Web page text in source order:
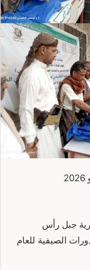
جبل رأس
الصيفية للعام